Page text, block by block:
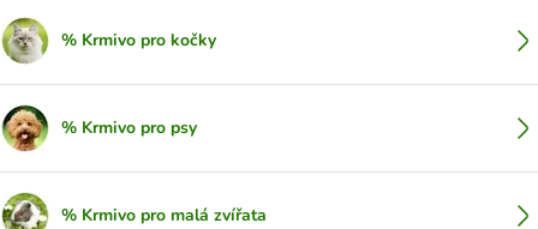
% Krmivo pro kočky
% Krmivo pro psy
% Krmivo pro malá zvířata